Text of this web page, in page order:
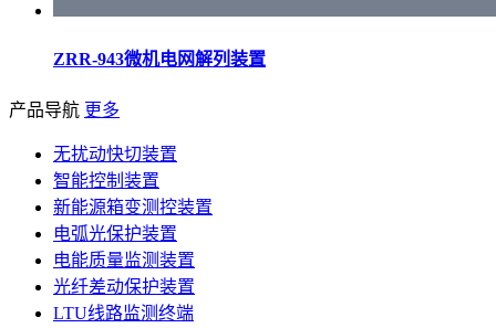
ZRR-943微机电网解列装置
产品导航 更多
无扰动快切装置
智能控制装置
新能源箱变测控装置
电弧光保护装置
电能质量监测装置
光纤差动保护装置
LTU线路监测终端